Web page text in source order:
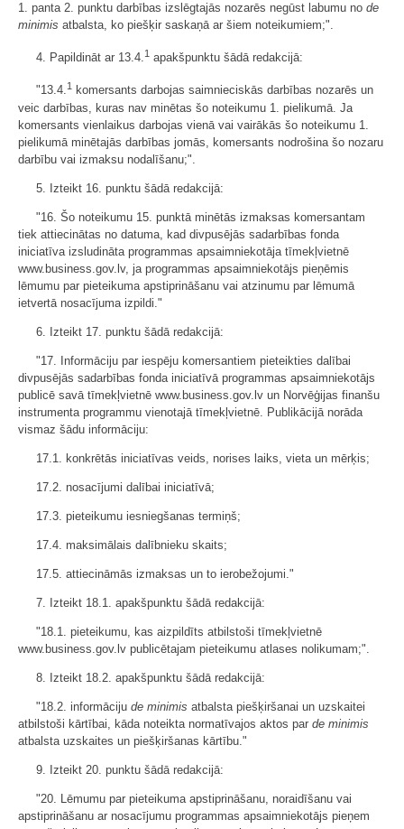
1. panta 2. punktu darbības izslēgtajās nozarēs negūst labumu no de
minimis atbalsta, ko piešķir saskaņā ar šiem noteikumiem;".
4. Papildināt ar 13.4.1 apakšpunktu šādā redakcijā:
"13.4.1
komersants darbojas saimnieciskās darbības nozarēs un
veic darbības, kuras nav minētas šo noteikumu 1. pielikumā. Ja
komersants vienlaikus darbojas vienā vai vairākās šo noteikumu 1.
pielikumā minētajās darbības jomās, komersants nodrošina šo nozaru
darbību vai izmaksu nodalīšanu;".
5. Izteikt 16. punktu šādā redakcijā:
"16. Šo noteikumu 15. punktā minētās izmaksas komersantam
tiek attiecinātas no datuma, kad divpusējās sadarbības fonda
iniciatīva izsludināta programmas apsaimniekotāja tīmekļvietnē
www.business.gov.lv, ja programmas apsaimniekotājs pieņēmis
lēmumu par pieteikuma apstiprināšanu vai atzinumu par lēmumā
ietvertā nosacījuma izpildi."
6. Izteikt 17. punktu šādā redakcijā:
"17. Informāciju par iespēju komersantiem pieteikties dalībai
divpusējās sadarbības fonda iniciatīvā programmas apsaimniekotājs
publicē savā tīmekļvietnē www.business.gov.lv un Norvēģijas finanšu
instrumenta programmu vienotajā tīmekļvietnē. Publikācijā norāda
vismaz šādu informāciju:
17.1. konkrētās iniciatīvas veids, norises laiks, vieta un mērķis;
17.2. nosacījumi dalībai iniciatīvā;
17.3. pieteikumu iesniegšanas termiņš;
17.4. maksimālais dalībnieku skaits;
17.5. attiecināmās izmaksas un to ierobežojumi."
7. Izteikt 18.1. apakšpunktu šādā redakcijā:
"18.1. pieteikumu, kas aizpildīts atbilstoši tīmekļvietnē
www.business.gov.lv publicētajam pieteikumu atlases nolikumam;".
8. Izteikt 18.2. apakšpunktu šādā redakcijā:
"18.2. informāciju de minimis atbalsta piešķiršanai un uzskaitei
atbilstoši kārtībai, kāda noteikta normatīvajos aktos par de minimis
atbalsta uzskaites un piešķiršanas kārtību."
9. Izteikt 20. punktu šādā redakcijā:
"20. Lēmumu par pieteikuma apstiprināšanu, noraidīšanu vai
apstiprināšanu ar nosacījumu programmas apsaimniekotājs pieņem